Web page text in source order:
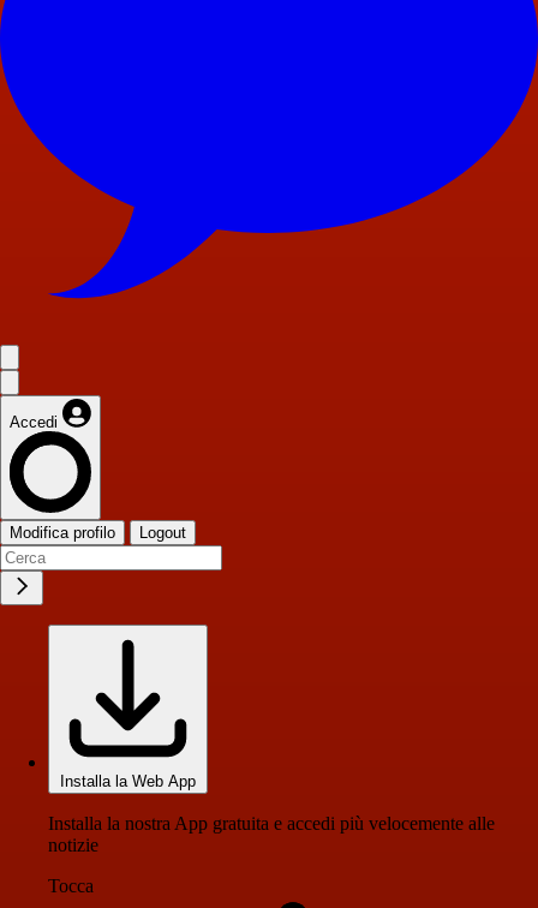
Accedi
Modifica profilo Logout
Installa la Web App
Installa la nostra App gratuita e accedi più velocemente alle
notizie
Tocca